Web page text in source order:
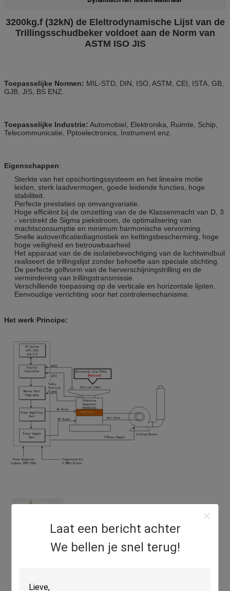
Laat een bericht achter
We bellen je snel terug!
3200kg.f (32kN) de Eleltrodynamische Lijst van de
Trillingsschudbeker voldoet aan de Norm van
ASTM ISO JIS
Toepasselijke Normen: MIL-STD, DIN, ISO, ASTM, CEI, ISTA, GB,
GJB, JIS, BS ENZ.
Toepasselijke Industrie: Automobiel, Elektronika, Ruimte, Schip,
Telecommunicatie, Pptoelectronics, Instrument enz.
Eigenschappen:
Sterkte van het opschortingssysteem en het lineaire motie
leiden, sterk laadvermogen, goede leidende functies, hoge
stabiliteit.
Perfecte prestaties op omvangvariatie.
Hoge efficiënt bij de omzetting van de de Klassenmacht van D, 3
- verstrekt de Sigma piekstroom, de optimalisering van
machtsconsumptie en minimum harmonische vervorming.
Snelle autoverificatiediagnostiek en kettingsbescherming, hoge
hoge veiligheid en betrouwbaarheid
Het apparaat van de de isolatiebevochtiging van de luchtwindbuil
realiseert de trillingslijst zonder behoefte aan speciale stichting.
De perfecte golfvorm van de herverschijningstrilling en de
vermindering van trillingstransmissie
Verschillende toepassing op de verticale en horizontale lijsten.
Eenvoudige verrichting voor het controlemechanisme.
Het werk Principe: